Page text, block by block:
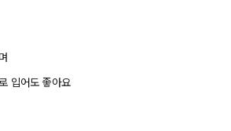
입어도 좋아요